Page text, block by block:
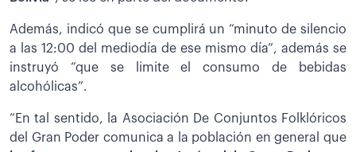
Además, indicó que se cumplirá un “minuto de silencio
a las 12:00 del mediodía de ese mismo día”, además se
instruyó “que se limite el consumo de bebidas
alcohólicas”.
“En tal sentido, la Asociación De Conjuntos Folklóricos
del Gran Poder comunica a la población en general que